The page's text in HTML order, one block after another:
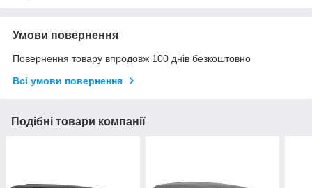
Умови повернення
Повернення товару впродовж 100 днів безкоштовно
Всі умови повернення
Подібні товари компанії